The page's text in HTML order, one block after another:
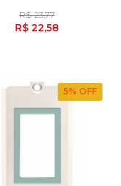
R$ 23,77
R$ 22,58
5% OFF